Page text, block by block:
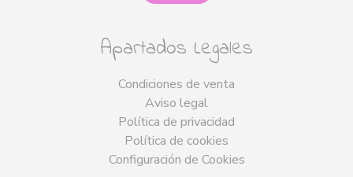
Apartados Legales
Condiciones de venta
Aviso legal
Política de privacidad
Política de cookies
Configuración de Cookies